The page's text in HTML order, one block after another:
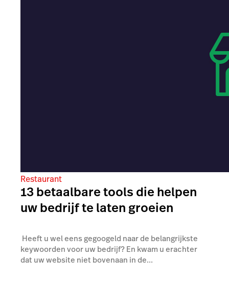
Restaurant
13 betaalbare tools die helpen
uw bedrijf te laten groeien
Heeft u wel eens gegoogeld naar de belangrijkste
keywoorden voor uw bedrijf? En kwam u erachter
dat uw website niet bovenaan in de...